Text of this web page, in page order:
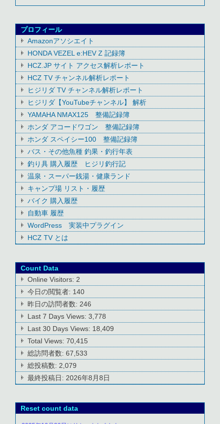
プロフィール
Amazonアソシエイト
HONDA VEZEL e:HEV Z 記録簿
HCZ.JP サイト アクセス解析レポート
HCZ TV チャンネル解析レポート
ヒジリダ TV チャンネル解析レポート
ヒジリダ【YouTubeチャンネル】 解析
YAMAHA NMAX125 整備記録簿
ホンダ アコードワゴン 整備記録簿
ホンダ スペイシー100 整備記録簿
バス・その他魚種 釣果・釣行年表
釣り具 購入履歴 ヒジリ釣行記
温泉・スーパー銭湯・健康ランド
キャンプ場 リスト・履歴
バイク 購入履歴
自動車 履歴
WordPress 実装中プラグイン
HCZ TV とは
Count Data
Online Visitors: 2
今日の閲覧者: 140
昨日の訪問者数: 246
Last 7 Days Views:3,778
Last 30 Days Views: 18,409
Total Views:70,415
総訪問者数:67,533
総投稿数: 2,079
最終投稿日: 2026年8月8日
Reset count data